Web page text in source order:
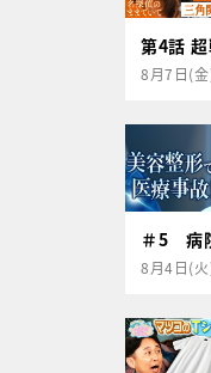
第4話
8月7日(
＃5 病
8月4日(